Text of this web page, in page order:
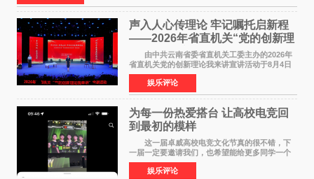
声入人心传理论 牢记嘱托启新程
——2026年省直机关“党的创新理
论我来讲”宣讲活动圆满落幕
由中共云南省委省直机关工委主办的2026年
省直机关党的创新理论我来讲宣讲活动于8月4日
至5日在昆明举办。活动以 "牢记嘱托 感恩奋进
开创云南发展新局面 "为主题，坚持以新时代中国
特色社会主义
娱乐评论
为每一份热爱搭台 让高校电竞回
到最初的模样
这一届卓威高校电竞文化节真的很不错，下
一届一定要邀请我们，也希望能给更多同学一个
来到现场的机会。 2026卓威高校电竞文化节
已经落下帷幕，在活动结束后，仍有不少高校电
娱乐评论